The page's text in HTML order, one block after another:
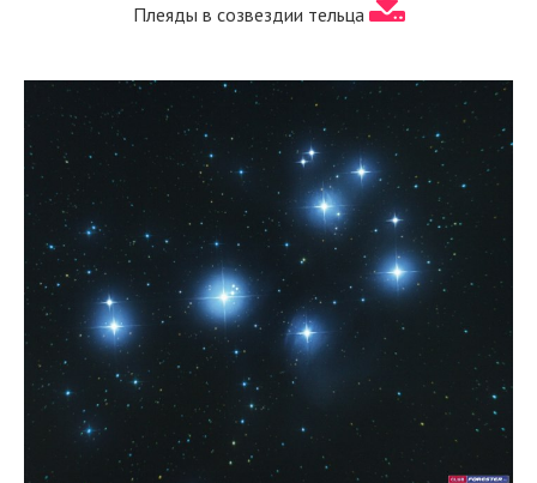
Плеяды в созвездии тельца